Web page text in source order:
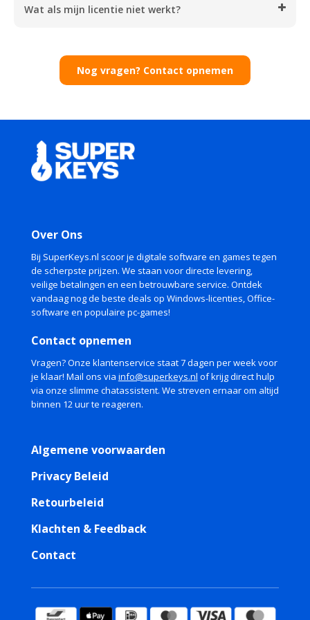
Wat als mijn licentie niet werkt?
Nog vragen? Contact opnemen
Over Ons
Bij SuperKeys.nl scoor je digitale software en games tegen
de scherpste prijzen. We staan voor directe levering,
veilige betalingen en een betrouwbare service. Ontdek
vandaag nog de beste deals op Windows-licenties, Office-
software en populaire pc-games!
Contact opnemen
Vragen? Onze klantenservice staat 7 dagen per week voor
je klaar! Mail ons via info@superkeys.nl of krijg direct hulp
via onze slimme chatassistent. We streven ernaar om altijd
binnen 12 uur te reageren.
Algemene voorwaarden
Privacy Beleid
Retourbeleid
Klachten & Feedback
Contact